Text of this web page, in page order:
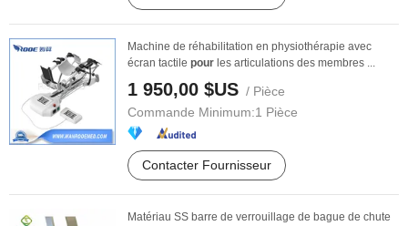
Machine de réhabilitation en physiothérapie avec
écran tactile pour les articulations des membres ...
1 950,00 $US / Pièce
Commande Minimum:1 Pièce
Contacter Fournisseur
Matériau SS barre de verrouillage de bague de chute